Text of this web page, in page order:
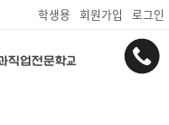
학생용 회원가입 로그인